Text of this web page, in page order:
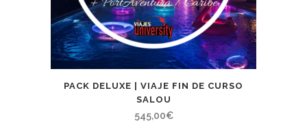
PACK DELUXE | VIAJE FIN DE CURSO
SALOU
545,00€